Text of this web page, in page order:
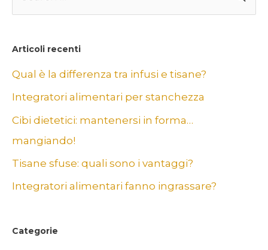
c
a
Articoli recenti
Qual è la differenza tra infusi e tisane?
Integratori alimentari per stanchezza
Cibi dietetici: mantenersi in forma…
mangiando!
Tisane sfuse: quali sono i vantaggi?
Integratori alimentari fanno ingrassare?
Categorie